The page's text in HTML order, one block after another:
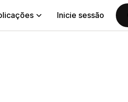
Inicie sessão